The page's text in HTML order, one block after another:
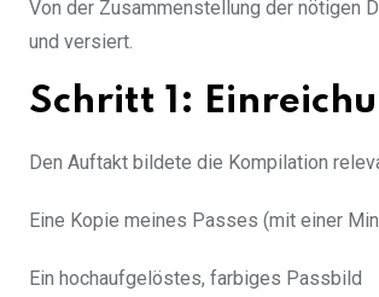
Von der Zusammenstellung der nötigen
und versiert.
Schritt 1:
Den Auftakt bildete die Kompilation
Eine Kopie meines Passes (mit einer
Ein hochaufgelöstes, farbiges Passbild